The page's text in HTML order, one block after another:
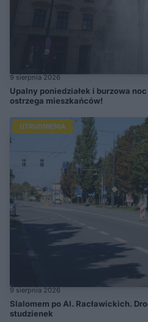
9 sierpnia 2026
Upalny poniedziałek i burzowa
ostrzega mieszkańców!
UTRUDNIENIA
9 sierpnia 2026
Slalomem po Al. Racławickich.
studzienek